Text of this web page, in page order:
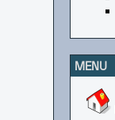
MENU